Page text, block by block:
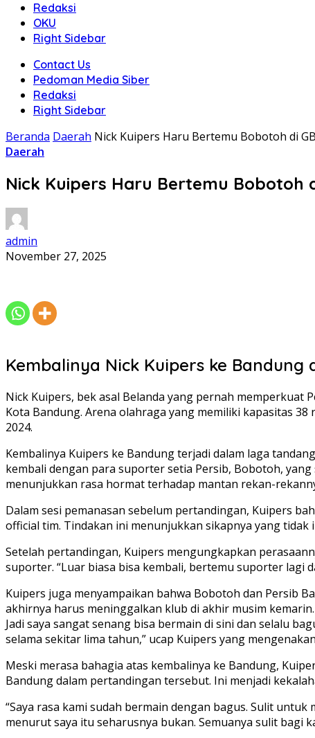
Redaksi
OKU
Right Sidebar
Contact Us
Pedoman Media Siber
Redaksi
Right Sidebar
Beranda Daerah Nick Kuipers Haru Bertemu Bobotoh di
Daerah
Nick Kuipers Haru Bertemu Bobotoh
admin
November 27, 2025
Kembalinya Nick Kuipers ke Bandung
Nick Kuipers, bek asal Belanda yang pernah memperkuat
Kota Bandung. Arena olahraga yang memiliki kapasitas
2024.
Kembalinya Kuipers ke Bandung terjadi dalam laga
kembali dengan para suporter setia Persib, Bobotoh,
menunjukkan rasa hormat terhadap mantan rekan-
Dalam sesi pemanasan sebelum pertandingan, Kuipers
official tim. Tindakan ini menunjukkan sikapnya yang
Setelah pertandingan, Kuipers mengungkapkan
suporter. “Luar biasa bisa kembali, bertemu suporter lagi
Kuipers juga menyampaikan bahwa Bobotoh dan Persib
akhirnya harus meninggalkan klub di akhir musim
Jadi saya sangat senang bisa bermain di sini dan selalu
selama sekitar lima tahun,” ucap Kuipers yang
Meski merasa bahagia atas kembalinya ke Bandung,
Bandung dalam pertandingan tersebut. Ini menjadi
“Saya rasa kami sudah bermain dengan bagus. Sulit
menurut saya itu seharusnya bukan. Semuanya sulit bagi